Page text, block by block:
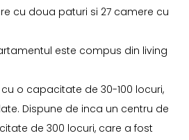
cu doua paturi si 27 camere cu
este compus din living
o capacitate de 30-100 locuri,
Dispune de inca un centru de
de 300 locuri, care a fost